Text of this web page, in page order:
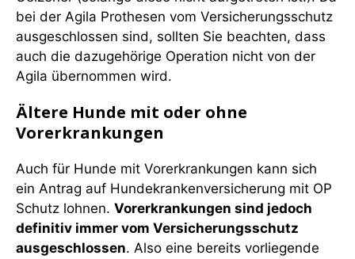
bei der Agila Prothesen vom Versicherungsschutz
ausgeschlossen sind, sollten Sie beachten, dass
auch die dazugehörige Operation nicht von der
Agila übernommen wird.
Ältere Hunde mit oder ohne
Vorerkrankungen
Auch für Hunde mit Vorerkrankungen kann sich
ein Antrag auf Hundekrankenversicherung mit OP
Schutz lohnen. Vorerkrankungen sind jedoch
definitiv immer vom Versicherungsschutz
ausgeschlossen. Also eine bereits vorliegende